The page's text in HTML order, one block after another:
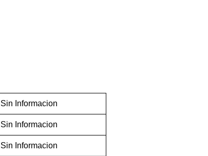
Sin Informacion
Sin Informacion
Sin Informacion